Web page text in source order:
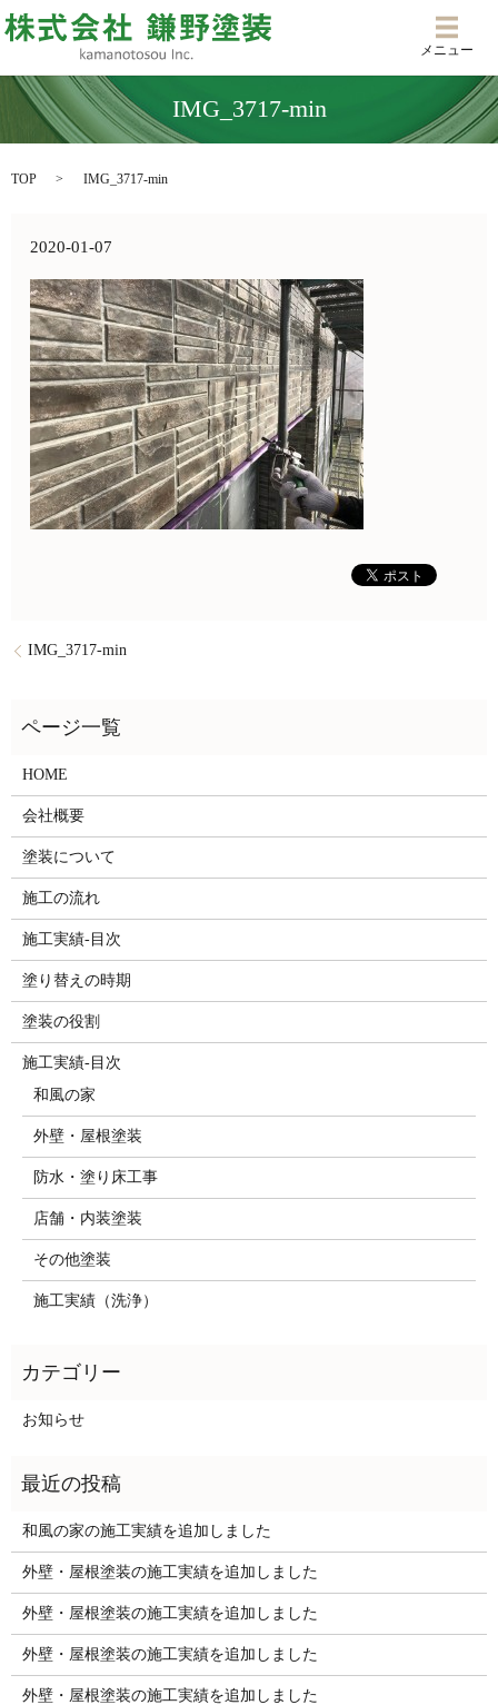
メニ
メニュー
IMG_3717-min
TOP IMG_3717-min
2020-01-07
IMG_3717-min
HOME
会社概要
塗装について
施工の流れ
施工実績-目次
塗り替えの時期
塗装の役割
施工実績-目次
和風の家
外壁・屋根塗装
防水・塗り床工事
店舗・内装塗装
その他塗装
施工実績（洗浄）
お知らせ
和風の家の施工実績を追加しました
外壁・屋根塗装の施工実績を追加しました
外壁・屋根塗装の施工実績を追加しました
外壁・屋根塗装の施工実績を追加しました
外壁・屋根塗装の施工実績を追加しました